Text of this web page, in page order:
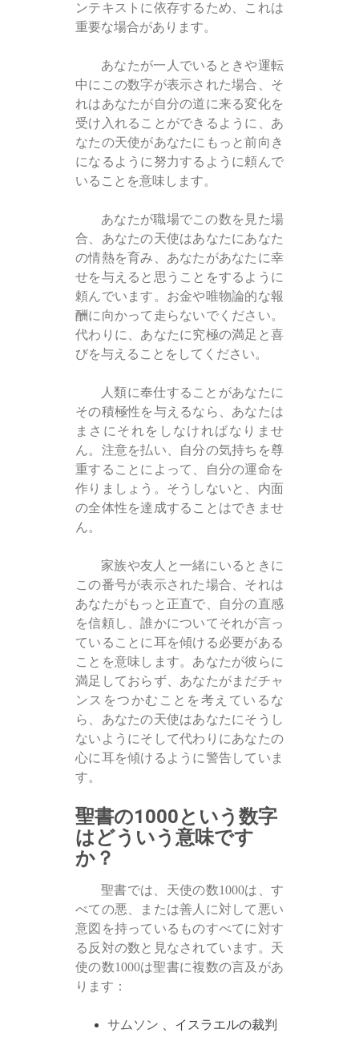
ンテキストに依存するため、これは
重要な場合があります。
あなたが一人でいるときや運転
中にこの数字が表示された場合、そ
れはあなたが自分の道に来る変化を
受け入れることができるように、あ
なたの天使があなたにもっと前向き
になるように努力するように頼んで
いることを意味します。
あなたが職場でこの数を見た場
合、あなたの天使はあなたにあなた
の情熱を育み、あなたがあなたに幸
せを与えると思うことをするように
頼んでいます。お金や唯物論的な報
酬に向かって走らないでください。
代わりに、あなたに究極の満足と喜
びを与えることをしてください。
人類に奉仕することがあなたに
その積極性を与えるなら、あなたは
まさにそれをしなければなりませ
ん。注意を払い、自分の気持ちを尊
重することによって、自分の運命を
作りましょう。そうしないと、内面
の全体性を達成することはできませ
ん。
家族や友人と一緒にいるときに
この番号が表示された場合、それは
あなたがもっと正直で、自分の直感
を信頼し、誰かについてそれが言っ
ていることに耳を傾ける必要がある
ことを意味します。あなたが彼らに
満足しておらず、あなたがまだチャ
ンスをつかむことを考えているな
ら、あなたの天使はあなたにそうし
ないようにそして代わりにあなたの
心に耳を傾けるように警告していま
す。
聖書の1000という数字
はどういう意味です
か？
聖書では、天使の数1000は、す
べての悪、または善人に対して悪い
意図を持っているものすべてに対す
る反対の数と見なされています。天
使の数1000は聖書に複数の言及があ
ります：
サムソン 、イスラエルの裁判